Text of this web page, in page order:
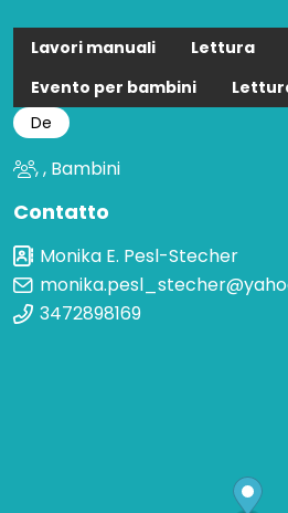
Lavori manuali Lettura
Evento per bambini
De
, , Bambini
Contatto
Monika E. Pesl-Stecher
3472898169